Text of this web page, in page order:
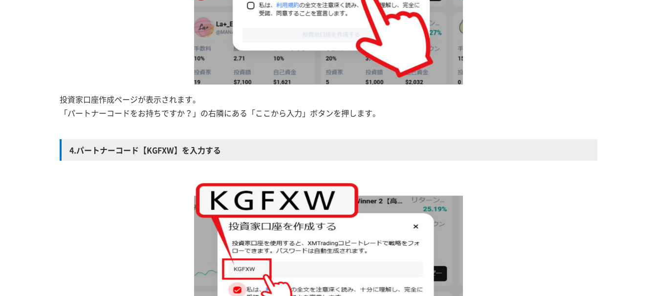
投資家口座作成ページが表示されます。
「パートナーコードをお持ちですか？」の右隣にある「ここから入力」ボタンを押します。
4.パートナーコード【KGFXW】を入力する